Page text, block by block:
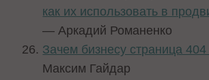
как их использовать в
— Аркадий Романенко
Зачем бизнесу страница
Максим Гайдар